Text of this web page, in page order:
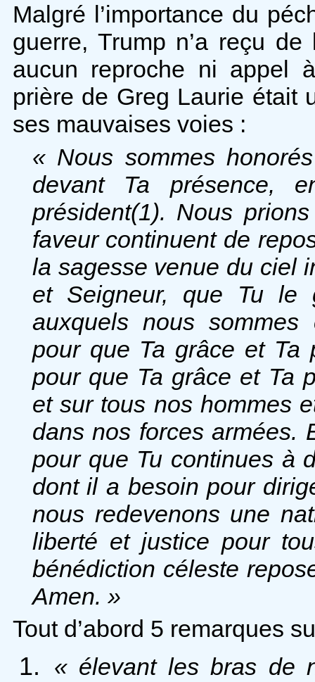
Malgré l’importance du
guerre, Trump n’a reçu
aucun reproche ni appel
prière de Greg Laurie était
ses mauvaises voies :
« Nous sommes
devant Ta présence,
président(1). Nous
faveur continuent de
la sagesse venue du ciel
et Seigneur, que Tu le
auxquels nous sommes
pour que Ta grâce et Ta
pour que Ta grâce et Ta
et sur tous nos hommes
dans nos forces armées.
pour que Tu continues à
dont il a besoin pour
nous redevenons une
liberté et justice pour
bénédiction céleste
Amen. »
Tout d’abord 5 remarques
« élevant les bras de